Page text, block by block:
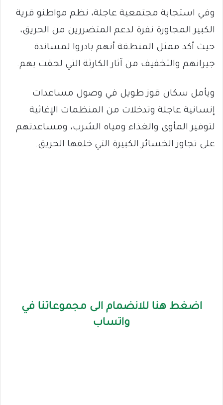
وفي استجابة مجتمعية عاجلة، نظم مواطنو قرية
الكبير المجاورة نفرة لدعم المتضررين من الحريق،
حيث أكد ممثل المنطقة أنهم بادروا لمساندة
جيرانهم والتخفيف من آثار الكارثة التي لحقت بهم.
ويأمل سكان قوز طويل في وصول مساعدات
إنسانية عاجلة وتدخلات من المنظمات الإغاثية
لتوفير المأوى والغذاء ومياه الشرب، ومساعدتهم
على تجاوز الخسائر الكبيرة التي خلفها الحريق.
اضغط هنا للانضمام الى مجموعاتنا في
واتساب